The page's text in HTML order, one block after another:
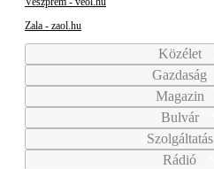
Zala - zaol.hu
Közélet
Gazdaság
Magazin
Bulvár
Szolgáltatás
Rádió